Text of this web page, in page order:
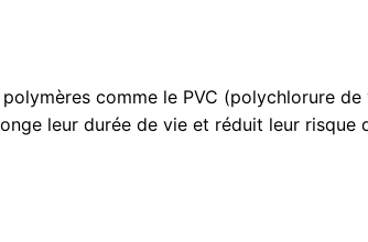
comme le PVC (polychlorure
leur durée de vie et réduit leur risque